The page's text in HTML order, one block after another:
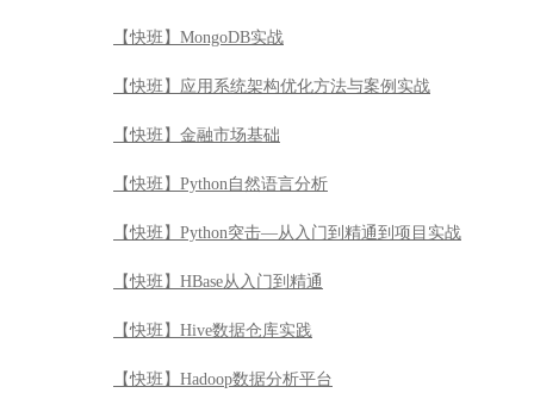
【快班】MongoDB实战
【快班】应用系统架构优化方法与案例实战
【快班】金融市场基础
【快班】Python自然语言分析
【快班】Python突击—从入门到精通到项目实战
【快班】HBase从入门到精通
【快班】Hive数据仓库实践
【快班】Hadoop数据分析平台